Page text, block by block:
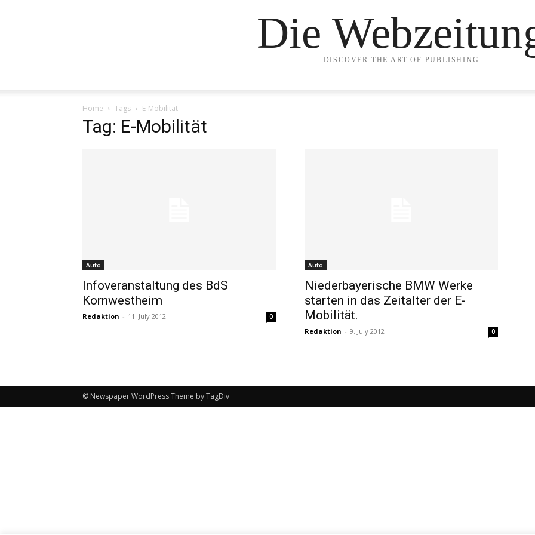
Die
DISCOVER THE ART OF PUBLISHING
Home Tags E-Mobilität
Tag: E-Mobilität
Auto
Infoveranstaltung des BdS
Kornwestheim
Redaktion - 11. July 2012 0
Auto
Niederbayerische BMW Werke
starten in das Zeitalter der E-
Mobilität.
Redaktion - 9. July 2012 0
© Newspaper WordPress Theme by TagDiv